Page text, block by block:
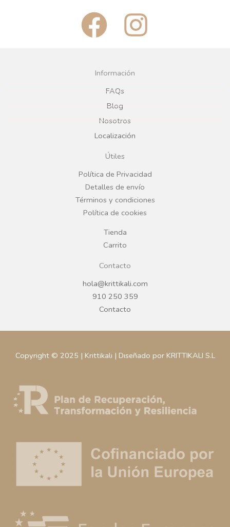
F
a
c
e
b
o
o
k
I
n
g
r
a
Información
FAQs
Blog
Nosotros
Localización
Útiles
Política de Privacidad
Detalles de envío
Términos y condiciones
Política de cookies
Tienda
Carrito
Contacto
hola@krittikali.com
910 250 359
Contacto
Copyright © 2025 | Krittikali | Diseñado por KRITTIKALI S.L